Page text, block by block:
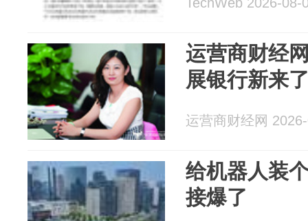
运营商财经
展银行新来
运营商财经网
给机器人装
接爆了